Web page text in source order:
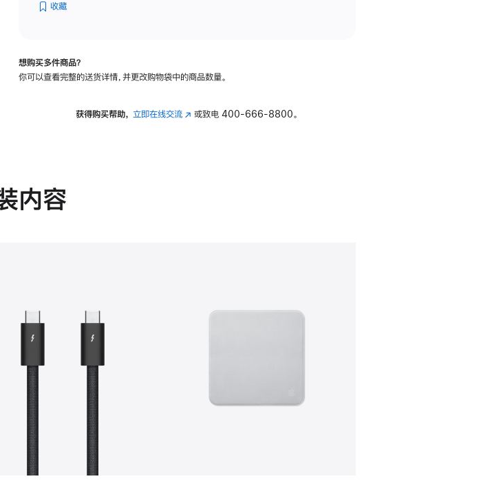
可
斜
收藏
想购买多件商品？
你可以查看完整的送货详情，并更改购物袋中的商品数量。
获得购买帮助， 立即在线交流(在 或致电400-666-8800。
内容